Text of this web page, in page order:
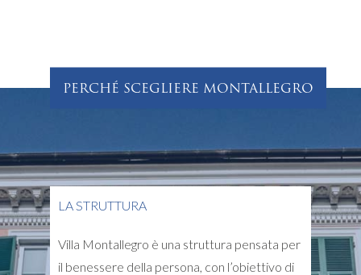
PERCHÉ SCEGLIERE MONTALLEGRO
LA STRUTTURA
Villa Montallegro è una struttura pensata per
il benessere della persona, con l’obiettivo di